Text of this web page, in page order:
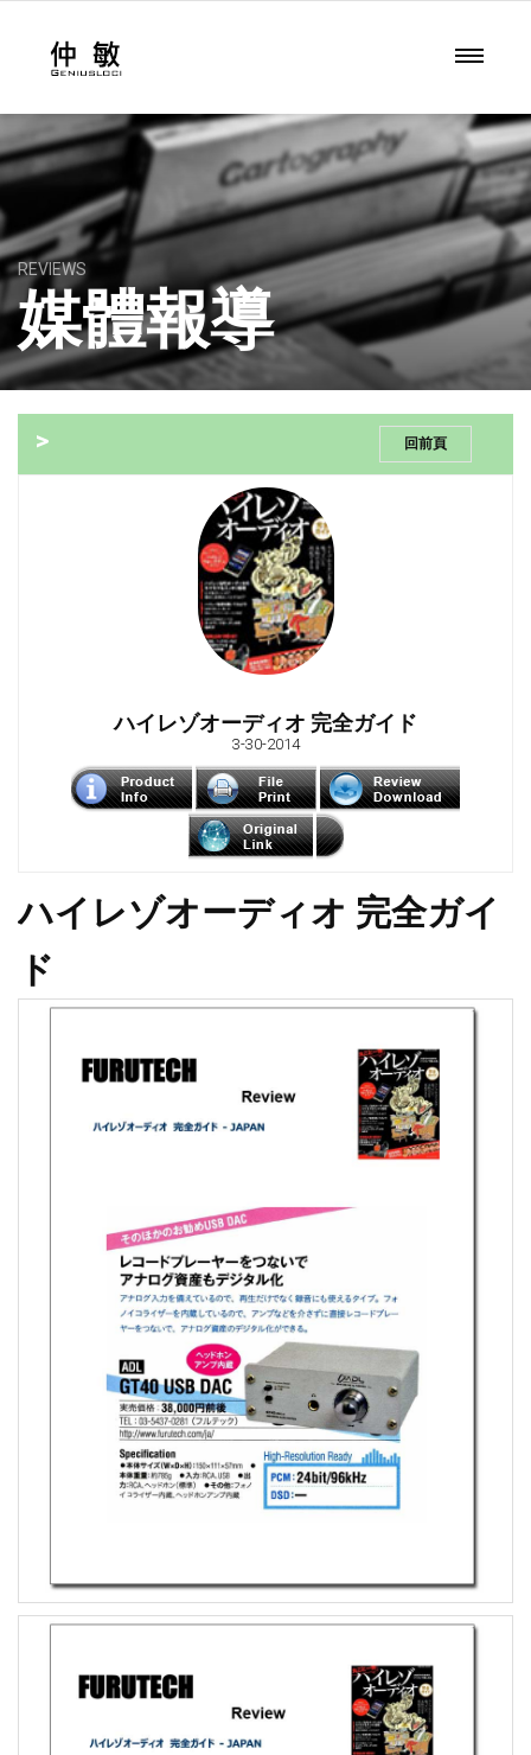
REVIEWS
媒體報導
回前頁
>
ハイレゾオーディオ 完全ガイド
3-30-2014
ハイレゾオーディオ 完全ガイ
ド